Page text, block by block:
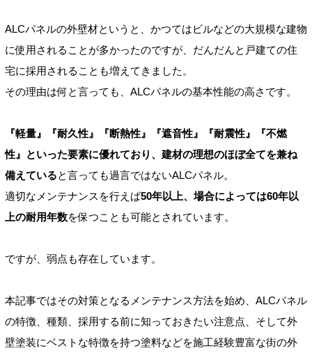
ALCパネルの外壁材というと、かつてはビルなどの大規模な建物
に使用されることが多かったのですが、だんだんと戸建ての住
宅に採用されることも増えてきました。
その理由は何と言っても、ALCパネルの基本性能の高さです。
『軽量』『耐久性』『断熱性』『遮音性』『耐震性』『不燃
性』といった要素に優れており、建材の理想のほぼ全てを兼ね
備えていると言っても過言ではないALCパネル。
適切なメンテナンスを行えば50年以上、場合によっては60年以
上の耐用年数を保つことも可能とされています。
ですが、弱点も存在しています。
本記事ではその対策となるメンテナンス方法を始め、ALCパネル
の特徴、種類、採用する前に知っておきたい注意点、そして外
壁塗装にベストな特徴を持つ塗料などを施工経験豊富な街の外